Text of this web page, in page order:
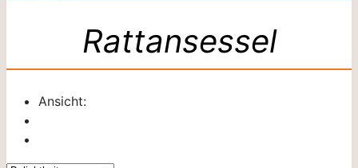
Rattansessel
Ansicht: